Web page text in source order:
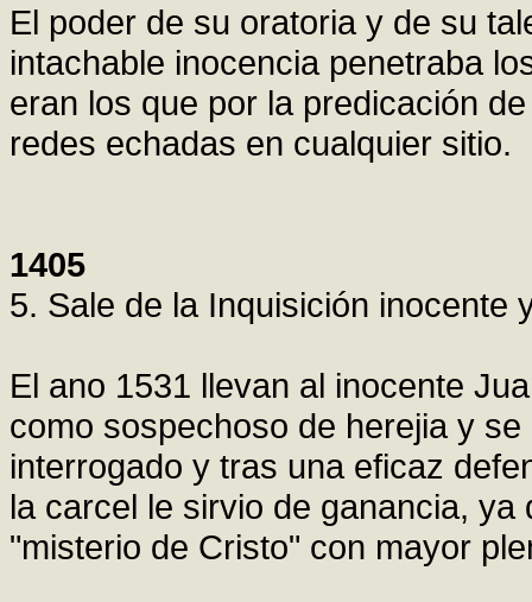
El poder de su oratoria y de su
intachable inocencia penetraba
eran los que por la predicación
redes echadas en cualquier sitio.
1405
5. Sale de la Inquisición inocente
El ano 1531 llevan al inocente
como sospechoso de herejia y
interrogado y tras una eficaz
la carcel le sirvio de ganancia,
"misterio de Cristo" con mayor